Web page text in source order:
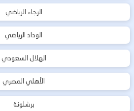
الرجاء الرياضي
الوداد الرياضي
الهلال السعودي
الأهلي المصري
برشلونة